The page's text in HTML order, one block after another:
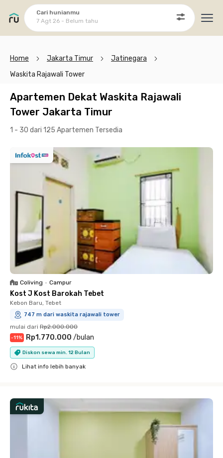
Cari hunianmu
7 Agt 26 - Belum tahu
Home Jakarta Timur
Jatinegara
Waskita Rajawali Tower
Apartemen Dekat Waskita Rajawali
Tower Jakarta Timur
1 - 30 dari 125 Apartemen Tersedia
Coliving • Campur
Kost J Kost Barokah Tebet
Kebon Baru, Tebet
747 m dari waskita rajawali tower
mulai dari Rp2.000.000
-11% Rp1.770.000 /bulan
Diskon sewa min. 12 Bulan
Lihat info lebih banyak